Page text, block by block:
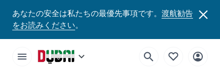
あなたの安全は私たちの最優先事項です。 渡航勧告
をお読みください。